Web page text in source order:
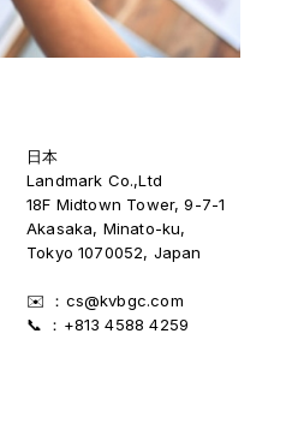
日本
Landmark Co.,Ltd
18F Midtown Tower, 9-7-1
Akasaka, Minato-ku,
Tokyo 1070052, Japan
✉️ ：cs@kvbgc.com
📞 ：+813 4588 4259